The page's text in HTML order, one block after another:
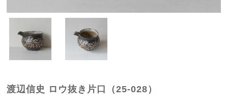
渡辺信史 ロウ抜き片口（25-028）